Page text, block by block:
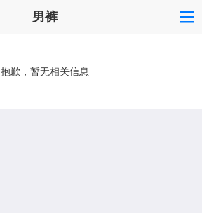
男裤
抱歉，暂无相关信息